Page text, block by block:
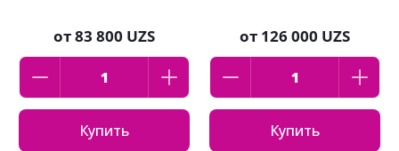
от83 800 UZS
Купить
от 126 000 UZS
Купить